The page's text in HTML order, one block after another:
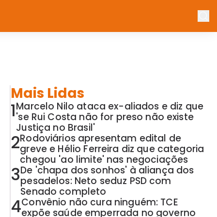
Mais Lidas
1Marcelo Nilo ataca ex-aliados e diz que
'se Rui Costa não for preso não existe
Justiça no Brasil'
2Rodoviários apresentam edital de
greve e Hélio Ferreira diz que categoria
chegou 'ao limite' nas negociações
3De 'chapa dos sonhos' à aliança dos
pesadelos: Neto seduz PSD com
Senado completo
4Convênio não cura ninguém: TCE
expõe saúde emperrada no governo